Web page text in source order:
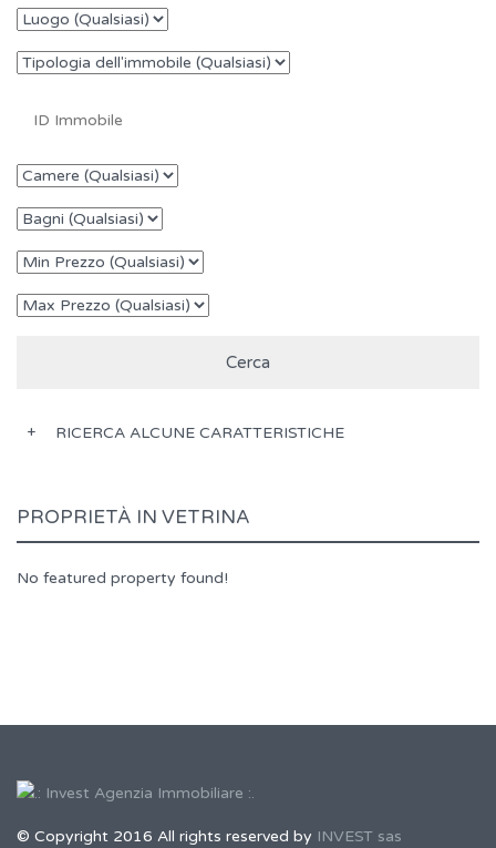
RICERCA ALCUNE CARATTERISTICHE
PROPRIETÀ IN VETRINA
No featured property found!
© Copyright 2016 All rights reserved by INVEST sas